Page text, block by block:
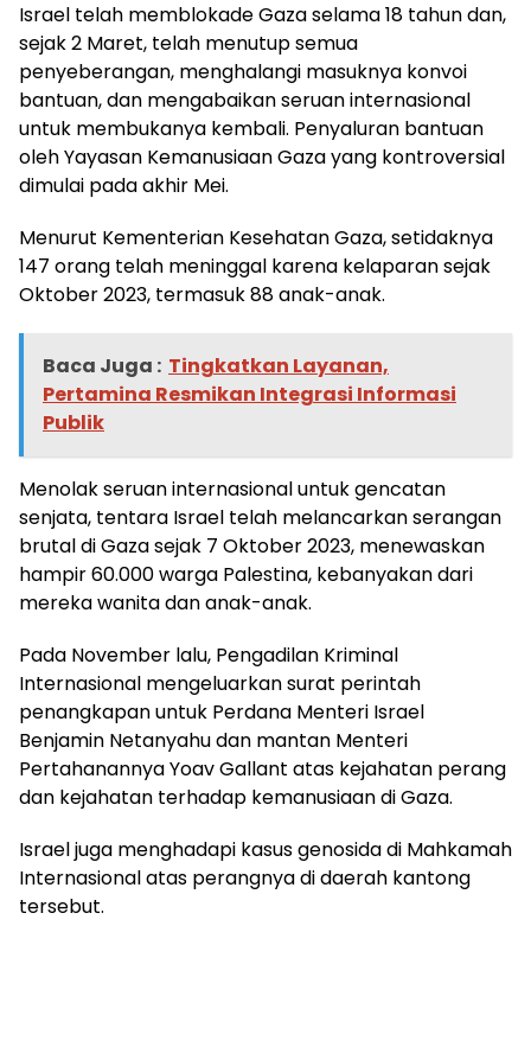
Israel telah memblokade Gaza selama 18 tahun dan,
sejak 2 Maret, telah menutup semua
penyeberangan, menghalangi masuknya konvoi
bantuan, dan mengabaikan seruan internasional
untuk membukanya kembali. Penyaluran bantuan
oleh Yayasan Kemanusiaan Gaza yang kontroversial
dimulai pada akhir Mei.
Menurut Kementerian Kesehatan Gaza, setidaknya
147 orang telah meninggal karena kelaparan sejak
Oktober 2023, termasuk 88 anak-anak.
Baca Juga : Tingkatkan Layanan,
Pertamina Resmikan Integrasi Informasi
Publik
Menolak seruan internasional untuk gencatan
senjata, tentara Israel telah melancarkan serangan
brutal di Gaza sejak 7 Oktober 2023, menewaskan
hampir 60.000 warga Palestina, kebanyakan dari
mereka wanita dan anak-anak.
Pada November lalu, Pengadilan Kriminal
Internasional mengeluarkan surat perintah
penangkapan untuk Perdana Menteri Israel
Benjamin Netanyahu dan mantan Menteri
Pertahanannya Yoav Gallant atas kejahatan perang
dan kejahatan terhadap kemanusiaan di Gaza.
Israel juga menghadapi kasus genosida di Mahkamah
Internasional atas perangnya di daerah kantong
tersebut.